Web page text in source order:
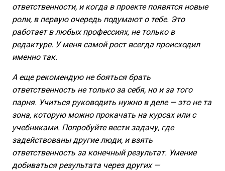
ответственности, и когда в проекте появятся новые
роли, в первую очередь подумают о тебе. Это
работает в любых профессиях, не только в
редактуре. У меня самой рост всегда происходил
именно так.
А еще рекомендую не бояться брать
ответственность не только за себя, но и за того
парня. Учиться руководить нужно в деле — это не та
зона, которую можно прокачать на курсах или с
учебниками. Попробуйте вести задачу, где
задействованы другие люди, и взять
ответственность за конечный результат. Умение
добиваться результата через других —